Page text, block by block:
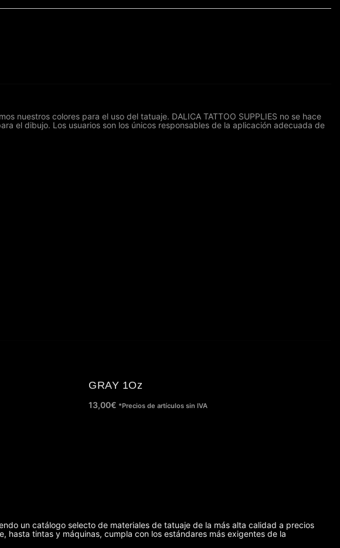
nuestros colores para el uso del tatuaje. DALICA TATTOO SUPPLIES no se hace
el dibujo. Los usuarios son los únicos responsables de la aplicación adecuada de
GRAY 1Oz
13,00€ *Precios de artículos sin IVA
un catálogo selecto de materiales de tatuaje de la más alta calidad a precios
tintas y máquinas, cumpla con los estándares más exigentes de la